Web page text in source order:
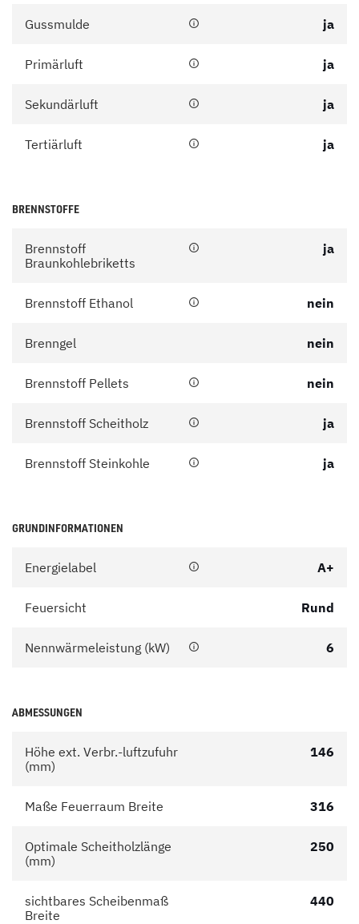
Gussmulde ja
Primärluft ja
Sekundärluft ja
Tertiärluft ja
BRENNSTOFFE
Brennstoff
Braunkohlebriketts
ja
Brennstoff Ethanol nein
Brenngel nein
Brennstoff Pellets nein
Brennstoff Scheitholz ja
Brennstoff Steinkohle ja
GRUNDINFORMATIONEN
Energielabel A+
Feuersicht Rund
Nennwärmeleistung (kW) 6
ABMESSUNGEN
Höhe ext. Verbr.-luftzufuhr
(mm)
146
Maße Feuerraum Breite 316
Optimale Scheitholzlänge
(mm)
250
sichtbares Scheibenmaß
Breite
440